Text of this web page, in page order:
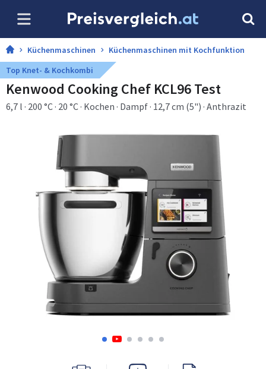
Küchenmaschinen
Küchenmaschinen mit Kochfunktion
Top Knet- & Kochkombi
Kenwood Cooking Chef KCL96 Test
6,7 l · 200 °C · 20 °C · Kochen · Dampf · 12,7 cm (5") · Anthrazit